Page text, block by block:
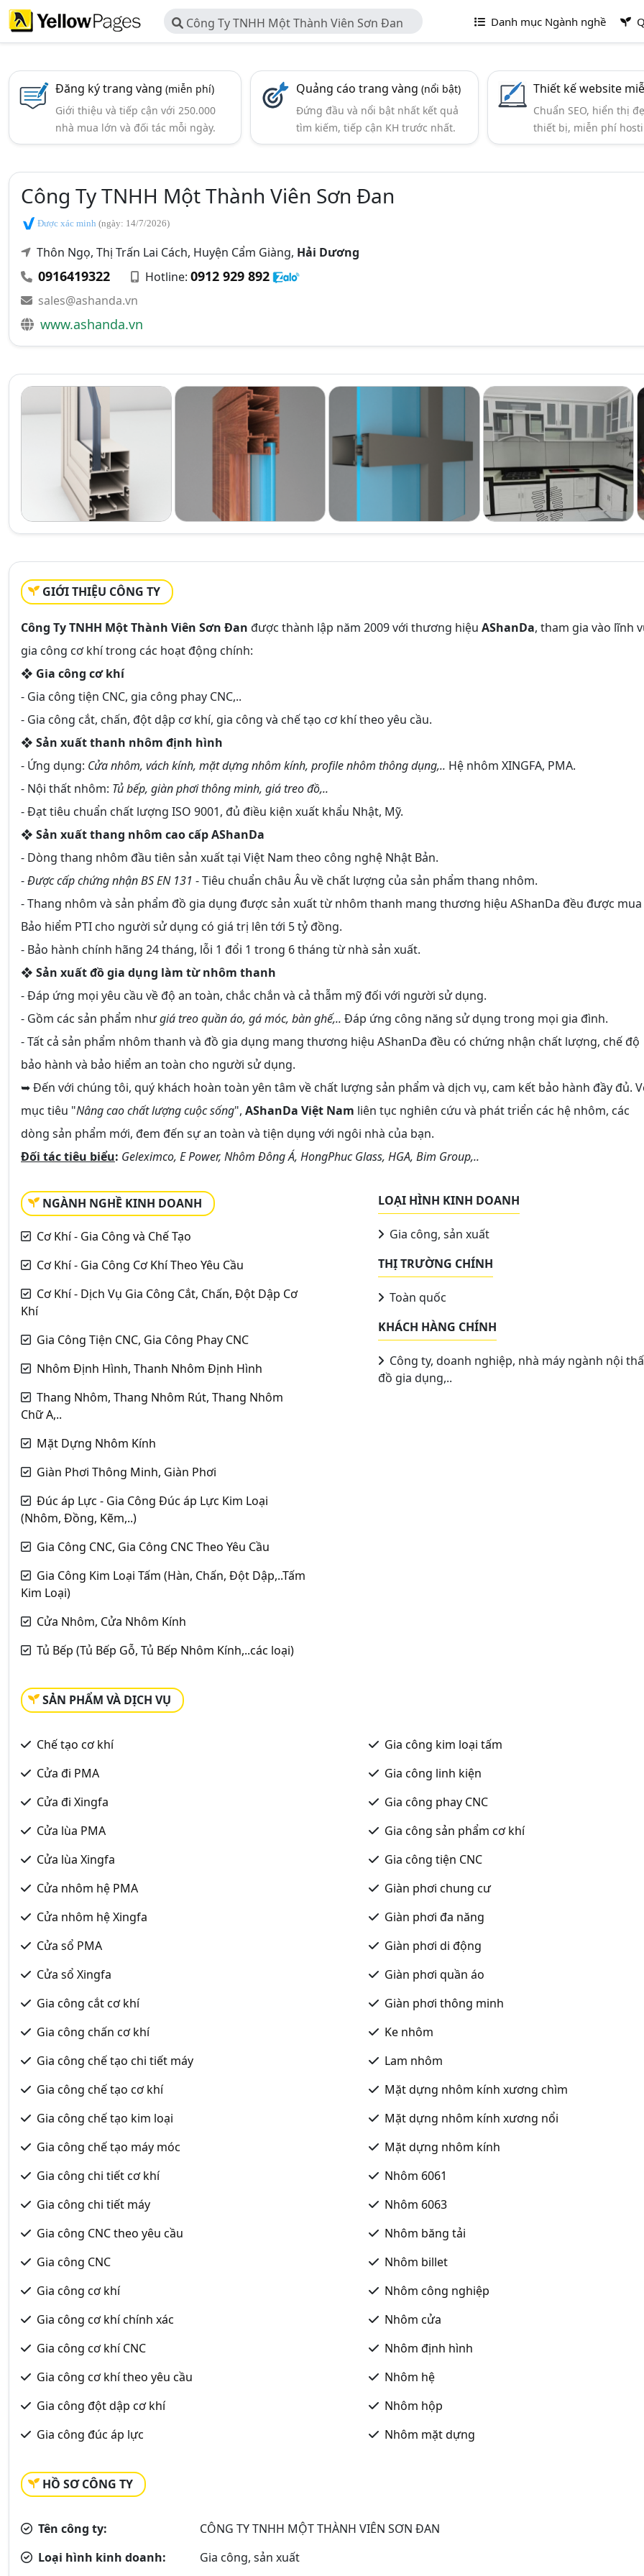
Công Ty TNHH Một Thành Viên Sơn Đan Danh mục Ngành nghề
Đăng ký trang vàng (miễn phí)
Giới thiệu và tiếp cận với 250.000
nhà mua lớn và đối tác mỗi ngày.
Quảng cáo trang vàng(nổi bật)
Đứng đầu và nổi bật nhất kết quả
tìm kiếm, tiếp cận KH trước nhất.
Thiết kế website
Chuẩn SEO, hiển thị
thiết bị, miễn phí
Công Ty TNHH Một Thành Viên Sơn Đan
Được xác minh (ngày: 14/7/2026)
Thôn Ngọ, Thị Trấn Lai Cách, Huyện Cẩm Giàng, Hải Dương
0916419322 Hotline: 0912 929 892
sales@ashanda.vn
www.ashanda.vn
GIỚI THIỆU CÔNG TY
Công Ty TNHH Một Thành Viên Sơn Đan được thành lập năm 2009 với thương hiệu AShanDa, tham gia vào lĩnh
gia công cơ khí trong các hoạt động chính:
❖ Gia công cơ khí
- Gia công tiện CNC, gia công phay CNC,..
- Gia công cắt, chấn, đột dập cơ khí, gia công và chế tạo cơ khí theo yêu cầu.
❖ Sản xuất thanh nhôm định hình
- Ứng dụng: Cửa nhôm, vách kính, mặt dựng nhôm kính, profile nhôm thông dụng,.. Hệ nhôm XINGFA, PMA.
- Nội thất nhôm: Tủ bếp, giàn phơi thông minh, giá treo đồ,..
- Đạt tiêu chuẩn chất lượng ISO 9001, đủ điều kiện xuất khẩu Nhật, Mỹ.
❖ Sản xuất thang nhôm cao cấp AShanDa
- Dòng thang nhôm đầu tiên sản xuất tại Việt Nam theo công nghệ Nhật Bản.
-Được cấp chứng nhận BS EN 131 - Tiêu chuẩn châu Âu về chất lượng của sản phẩm thang nhôm.
- Thang nhôm và sản phẩm đồ gia dụng được sản xuất từ nhôm thanh mang thương hiệu AShanDa đều được mua
Bảo hiểm PTI cho người sử dụng có giá trị lên tới 5 tỷ đồng.
- Bảo hành chính hãng 24 tháng, lỗi 1 đổi 1 trong 6 tháng từ nhà sản xuất.
❖ Sản xuất đồ gia dụng làm từ nhôm thanh
- Đáp ứng mọi yêu cầu về độ an toàn, chắc chắn và cả thẫm mỹ đối với người sử dụng.
- Gồm các sản phẩm nhưgiá treo quần áo, gá móc, bàn ghế,.. Đáp ứng công năng sử dụng trong mọi gia đình.
- Tất cả sản phẩm nhôm thanh và đồ gia dụng mang thương hiệu AShanDa đều có chứng nhận chất lượng, chế độ
bảo hành và bảo hiểm an toàn cho người sử dụng.
➥ Đến với chúng tôi, quý khách hoàn toàn yên tâm về chất lượng sản phẩm và dịch vụ, cam kết bảo hành đầy đủ.
mục tiêu "Nâng cao chất lượng cuộc sống", AShanDa Việt Nam liên tục nghiên cứu và phát triển các hệ nhôm, các
dòng sản phẩm mới, đem đến sự an toàn và tiện dụng với ngôi nhà của bạn.
Đối tác tiêu biểu: Geleximco, E Power, Nhôm Đông Á, HongPhuc Glass, HGA, Bim Group,..
NGÀNH NGHỀ KINH DOANH
Cơ Khí - Gia Công và Chế Tạo
Cơ Khí - Gia Công Cơ Khí Theo Yêu Cầu
Cơ Khí - Dịch Vụ Gia Công Cắt, Chấn, Đột Dập Cơ
Khí
Gia Công Tiện CNC, Gia Công Phay CNC
Nhôm Định Hình, Thanh Nhôm Định Hình
Thang Nhôm, Thang Nhôm Rút, Thang Nhôm
Chữ A,..
Mặt Dựng Nhôm Kính
Giàn Phơi Thông Minh, Giàn Phơi
Đúc áp Lực - Gia Công Đúc áp Lực Kim Loại
(Nhôm, Đồng, Kẽm,..)
Gia Công CNC, Gia Công CNC Theo Yêu Cầu
Gia Công Kim Loại Tấm (Hàn, Chấn, Đột Dập,..Tấm
Kim Loại)
Cửa Nhôm, Cửa Nhôm Kính
Tủ Bếp (Tủ Bếp Gỗ, Tủ Bếp Nhôm Kính,..các loại)
LOẠI HÌNH KINH DOANH
Gia công, sản xuất
THỊ TRƯỜNG CHÍNH
Toàn quốc
KHÁCH HÀNG CHÍNH
Công ty, doanh nghiệp, nhà máy ngành nội
đồ gia dụng,..
SẢN PHẨM VÀ DỊCH VỤ
Chế tạo cơ khí
Cửa đi PMA
Cửa đi Xingfa
Cửa lùa PMA
Cửa lùa Xingfa
Cửa nhôm hệ PMA
Cửa nhôm hệ Xingfa
Cửa sổ PMA
Cửa sổ Xingfa
Gia công cắt cơ khí
Gia công chấn cơ khí
Gia công chế tạo chi tiết máy
Gia công chế tạo cơ khí
Gia công chế tạo kim loại
Gia công chế tạo máy móc
Gia công chi tiết cơ khí
Gia công chi tiết máy
Gia công CNC theo yêu cầu
Gia công CNC
Gia công cơ khí
Gia công cơ khí chính xác
Gia công cơ khí CNC
Gia công cơ khí theo yêu cầu
Gia công đột dập cơ khí
Gia công đúc áp lực
Gia công kim loại tấm
Gia công linh kiện
Gia công phay CNC
Gia công sản phẩm cơ khí
Gia công tiện CNC
Giàn phơi chung cư
Giàn phơi đa năng
Giàn phơi di động
Giàn phơi quần áo
Giàn phơi thông minh
Ke nhôm
Lam nhôm
Mặt dựng nhôm kính xương chìm
Mặt dựng nhôm kính xương nổi
Mặt dựng nhôm kính
Nhôm 6061
Nhôm 6063
Nhôm băng tải
Nhôm billet
Nhôm công nghiệp
Nhôm cửa
Nhôm định hình
Nhôm hệ
Nhôm hộp
Nhôm mặt dựng
HỒ SƠ CÔNG TY
Tên công ty:
CÔNG TY TNHH MỘT THÀNH VIÊN SƠN ĐAN
Loại hình kinh doanh:
Gia công, sản xuất